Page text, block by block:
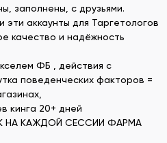
заполнены, с друзьями.
аккаунты для Таргетологов
качество и надёжность
ФБ , действия с
поведенческих факторов =
кинга 20+ дней
НА КАЖДОЙ СЕССИИ ФАРМА